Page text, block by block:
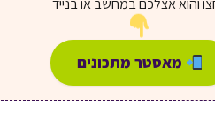
והוא אצלכם במחשב או בנייד
מאסטר מתכונים